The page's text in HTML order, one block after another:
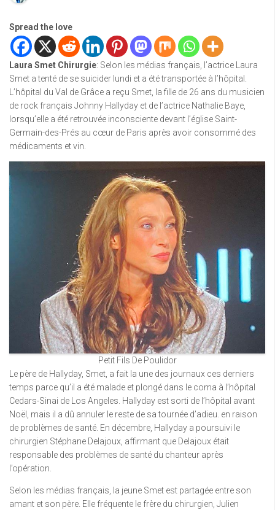
Spread the love
Laura Smet Chirurgie: Selon les médias français, l’actrice Laura
Smet a tenté de se suicider lundi et a été transportée à l’hôpital.
L’hôpital du Val de Grâce a reçu Smet, la fille de 26 ans du musicien
de rock français Johnny Hallyday et de l’actrice Nathalie Baye,
lorsqu’elle a été retrouvée inconsciente devant l’église Saint-
Germain-des-Prés au cœur de Paris après avoir consommé des
médicaments et vin.
Petit Fils De Poulidor
Le père de Hallyday, Smet, a fait la une des journaux ces derniers
temps parce qu’il a été malade et plongé dans le coma à l’hôpital
Cedars-Sinai de Los Angeles. Hallyday est sorti de l’hôpital avant
Noël, mais il a dû annuler le reste de sa tournée d’adieu. en raison
de problèmes de santé. En décembre, Hallyday a poursuivi le
chirurgien Stéphane Delajoux, affirmant que Delajoux était
responsable des problèmes de santé du chanteur après
l’opération.
Selon les médias français, la jeune Smet est partagée entre son
amant et son père. Elle fréquente le frère du chirurgien, Julien